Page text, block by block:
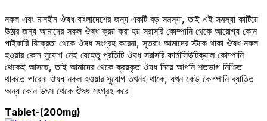
নকল এবং মানহীন ঔষধ বাংলাদেশের জন্য একটি বড় সমস্যা, তাই এই সমস্যা কাটিয়ে
উঠার জন্য আমাদের সকল ঔষধ ক্রয় করা হয় সরাসরি কোম্পানি থেকে আরোগ্য কোন
পাইকারি বিক্রেতা থেকে ঔষধ সংগ্রহ করেনা, সুতরাং আমাদের স্টকে থাকা ঔষধ নকল
হওয়ার কোন সুযোগ নেই যেহেতু প্রতিটি ঔষধ সরাসরি ফার্মাসিউটিক্যাল কোম্পানি
থেকেই আসছে, তাই আমাদের থেকে ক্রয়কৃত ঔষধ নিয়ে আপনি শতভাগ নিশ্চিত
থাকতে পারেন৷ ঔষধ নকল হওয়ার সুযোগ তখনই থাকে, যখন কেউ কোম্পানি ব্যাতিত
অন্য কোন উৎস থেকে ঔষধ সংগ্রহ করে।
Tablet-(200mg)